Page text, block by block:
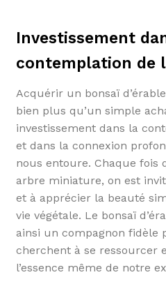
Investissement
contemplation de
Acquérir un bonsaï
bien plus qu’un simple
investissement dans la
et dans la connexion
nous entoure. Chaque fois
arbre miniature, on est
et à apprécier la beauté
vie végétale. Le bonsaï
ainsi un compagnon fidèle
cherchent à se ressourcer
l’essence même de notre